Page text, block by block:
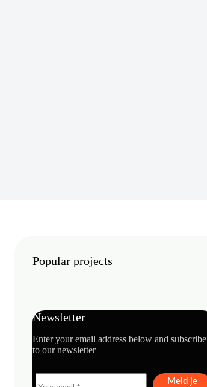
Popular projects
Newsletter
Enter your email address below and subscribe
to our newsletter
Meld je